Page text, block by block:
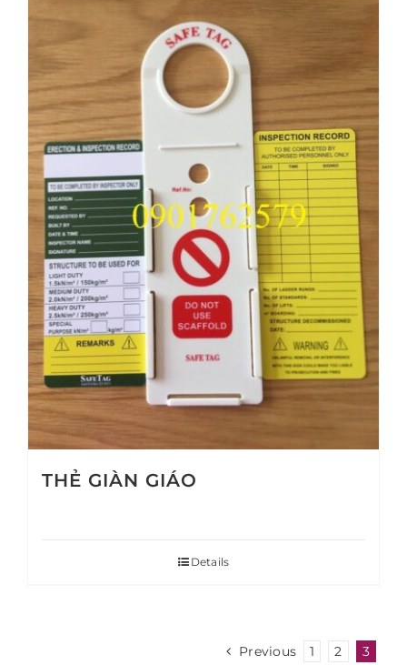
THẺ GIÀN GIÁO
Details
Previous 1 2 3